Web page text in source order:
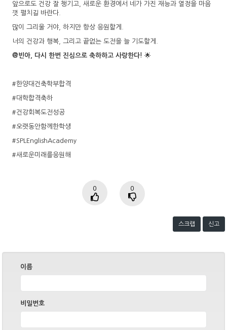
앞으로도 건강 잘 챙기고, 새로운 환경에서 네가 가진 재능과 열정을 마음
껏 펼치길 바란다.
많이 그리울 거야, 하지만 항상 응원할게.
너의 건강과 행복, 그리고 끝없는 도전을 늘 기도할게.
@빈아, 다시 한번 진심으로 축하하고 사랑한다! 🌟
#한양대건축학부합격
#대학합격축하
#건강회복도전성공
#오랫동안함께한학생
#SPLEnglishAcademy
#새로운미래를응원해
0 0
스크랩 신고
이름
비밀번호